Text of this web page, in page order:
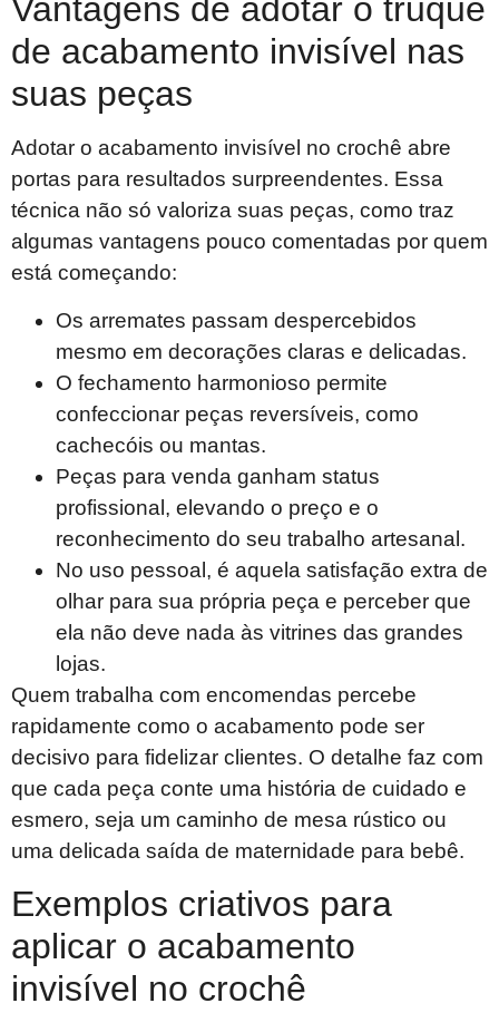
Vantagens de adotar o truque
de acabamento invisível nas
suas peças
Adotar o acabamento invisível no crochê abre
portas para resultados surpreendentes. Essa
técnica não só valoriza suas peças, como traz
algumas vantagens pouco comentadas por quem
está começando:
Os arremates passam despercebidos
mesmo em decorações claras e delicadas.
O fechamento harmonioso permite
confeccionar peças reversíveis, como
cachecóis ou mantas.
Peças para venda ganham status
profissional, elevando o preço e o
reconhecimento do seu trabalho artesanal.
No uso pessoal, é aquela satisfação extra de
olhar para sua própria peça e perceber que
ela não deve nada às vitrines das grandes
lojas.
Quem trabalha com encomendas percebe
rapidamente como o acabamento pode ser
decisivo para fidelizar clientes. O detalhe faz com
que cada peça conte uma história de cuidado e
esmero, seja um caminho de mesa rústico ou
uma delicada saída de maternidade para bebê.
Exemplos criativos para
aplicar o acabamento
invisível no crochê